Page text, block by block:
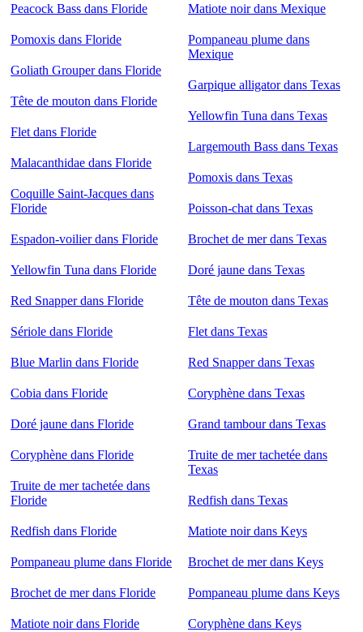
Peacock Bass dans Floride
Pomoxis dans Floride
Goliath Grouper dans Floride
Tête de mouton dans Floride
Flet dans Floride
Malacanthidae dans Floride
Coquille Saint-Jacques dans
Floride
Espadon-voilier dans Floride
Yellowfin Tuna dans Floride
Red Snapper dans Floride
Sériole dans Floride
Blue Marlin dans Floride
Cobia dans Floride
Doré jaune dans Floride
Coryphène dans Floride
Truite de mer tachetée dans
Floride
Redfish dans Floride
Pompaneau plume dans Floride
Brochet de mer dans Floride
Matiote noir dans Floride
Matiote noir dans Mexique
Pompaneau plume dans
Mexique
Garpique alligator dans Texas
Yellowfin Tuna dans Texas
Largemouth Bass dans Texas
Pomoxis dans Texas
Poisson-chat dans Texas
Brochet de mer dans Texas
Doré jaune dans Texas
Tête de mouton dans Texas
Flet dans Texas
Red Snapper dans Texas
Coryphène dans Texas
Grand tambour dans Texas
Truite de mer tachetée dans
Texas
Redfish dans Texas
Matiote noir dans Keys
Brochet de mer dans Keys
Pompaneau plume dans Keys
Coryphène dans Keys